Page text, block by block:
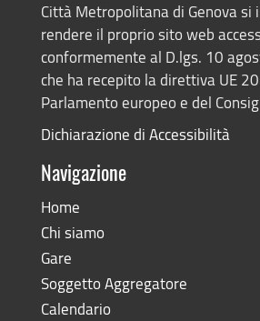
Città Metropolitana di Genova si
rendere il proprio sito web
conformemente al D.lgs. 10
che ha recepito la direttiva UE
Parlamento europeo e del
Dichiarazione di Accessibilità
Navigazione
Home
Chi siamo
Gare
Soggetto Aggregatore
Calendario